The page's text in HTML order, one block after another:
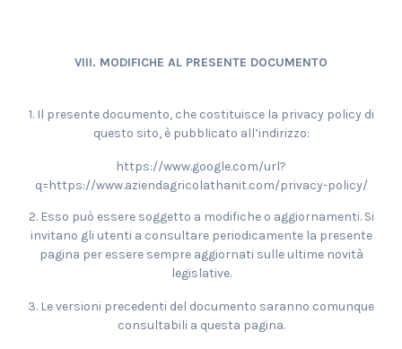
VIII. MODIFICHE AL PRESENTE DOCUMENTO
1. Il presente documento, che costituisce la privacy policy di
questo sito, è pubblicato all’indirizzo:
https://www.google.com/url?
q=https://www.aziendagricolathanit.com/privacy-policy/
2. Esso può essere soggetto a modifiche o aggiornamenti. Si
invitano gli utenti a consultare periodicamente la presente
pagina per essere sempre aggiornati sulle ultime novità
legislative.
3. Le versioni precedenti del documento saranno comunque
consultabili a questa pagina.